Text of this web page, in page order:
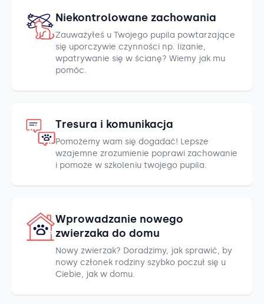
Niekontrolowane zachowania
Zauważyłeś u Twojego pupila powtarzające
się uporczywie czynności np. lizanie,
wpatrywanie się w ścianę? Wiemy jak mu
pomóc.
Tresura i komunikacja
Pomożemy wam się dogadać! Lepsze
wzajemne zrozumienie poprawi zachowanie
i pomoże w szkoleniu twojego pupila.
Wprowadzanie nowego
zwierzaka do domu
Nowy zwierzak? Doradzimy, jak sprawić, by
nowy członek rodziny szybko poczuł się u
Ciebie, jak w domu.